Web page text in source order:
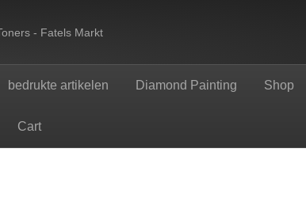
bedrukte artikelen Diamond Painting Shop
Cart